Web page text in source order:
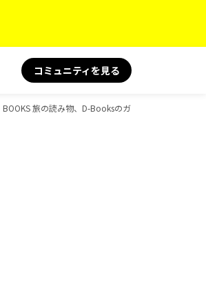
コミュニティを見る
旅の読み物、D-Booksのガイドブック一覧